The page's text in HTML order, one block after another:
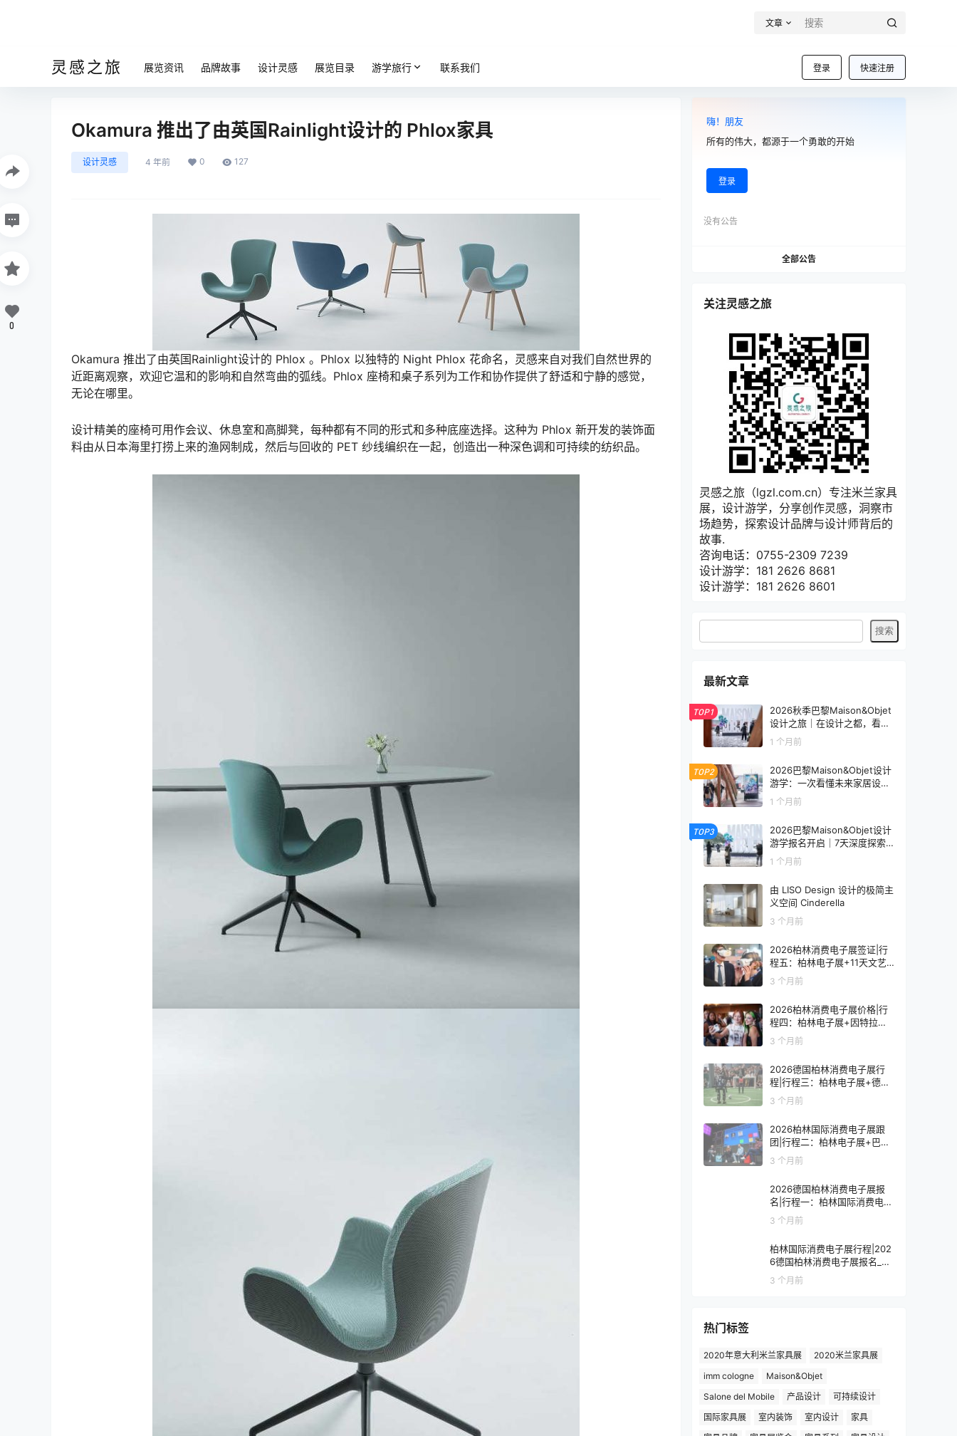
文章
灵感之旅 登录 快速注册
展览资讯 品牌故事 设计灵感 展览目录 游学旅行 联系我们
Okamura 推出了由英国Rainlight设计的 Phlox家具
设计灵感 4 年前 0 127
Okamura 推出了由英国Rainlight设计的 Phlox 。Phlox 以独特的 Night Phlox 花命名，灵感来自对我们自然世界的
近距离观察，欢迎它温和的影响和自然弯曲的弧线。Phlox 座椅和桌子系列为工作和协作提供了舒适和宁静的感觉，
无论在哪里。
设计精美的座椅可用作会议、休息室和高脚凳，每种都有不同的形式和多种底座选择。这种为 Phlox 新开发的装饰面
料由从日本海里打捞上来的渔网制成，然后与回收的 PET 纱线编织在一起，创造出一种深色调和可持续的纺织品。
0
嗨！朋友
所有的伟大，都源于一个勇敢的开始
登录
没有公告
全部公告
关注灵感之旅
灵感之旅（lgzl.com.cn）专注米兰家具
展，设计游学，分享创作灵感，洞察市
场趋势，探索设计品牌与设计师背后的
故事.
咨询电话：0755-2309 7239
设计游学：181 2626 8681
设计游学：181 2626 8601
最新文章
TOP1
2026秋季巴黎Maison&Objet
设计之旅｜在设计之都，看见
未来生活的模样
1 个月前
TOP2
2026巴黎Maison&Objet设计
游学：一次看懂未来家居设计
趋势
1 个月前
TOP3
2026巴黎Maison&Objet设计
游学报名开启｜7天深度探索
全球家居设计趋势
1 个月前
由 LISO Design 设计的极简主
义空间 Cinderella
3 个月前
2026柏林消费电子展签证|行
程五：柏林电子展+11天文艺
复兴之旅
3 个月前
2026柏林消费电子展价格|行
程四：柏林电子展+因特拉肯1
0天浪漫之旅
3 个月前
2026德国柏林消费电子展行
程|行程三：柏林电子展+德国
9天人文之旅
3 个月前
2026柏林国际消费电子展跟
团|行程二：柏林电子展+巴黎
8天艺术之旅
3 个月前
2026德国柏林消费电子展报
名|行程一：柏林国际消费电子
展观展7天
3 个月前
柏林国际消费电子展行程|202
6德国柏林消费电子展报名_价
格_门票_签证
3 个月前
热门标签
2020年意大利米兰家具展
2020米兰家具展
imm cologne
Maison&Objet
Salone del Mobile
产品设计
可持续设计
国际家具展
室内装饰 室内设计
家具